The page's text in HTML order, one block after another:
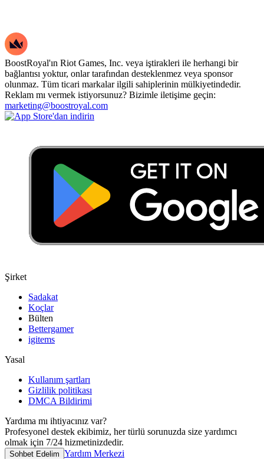
BoostRoyal'ın Riot Games, Inc. veya iştirakleri ile herhangi bir
bağlantısı yoktur, onlar tarafından desteklenmez veya sponsor
olunmaz. Tüm ticari markalar ilgili sahiplerinin mülkiyetindedir.
Reklam mı vermek istiyorsunuz? Bizimle iletişime geçin:
marketing@boostroyal.com
Şirket
Sadakat
Koçlar
Bülten
Bettergamer
igitems
Yasal
Kullanım şartları
Gizlilik politikası
DMCA Bildirimi
Yardıma mı ihtiyacınız var?
Profesyonel destek ekibimiz, her türlü sorunuzda size yardımcı
olmak için 7/24 hizmetinizdedir.
Sohbet Edelim Yardım Merkezi